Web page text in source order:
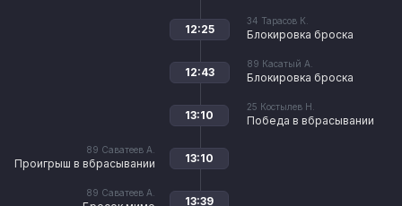
34 Тарасов К.
Блокировка броска
12:25
89 Касатый А.
Блокировка броска
12:43
25 Костылев Н.
Победа в вбрасывании
13:10
89 Саватеев А.
Проигрыш в вбрасывании 13:10
89 Саватеев А.
13:39